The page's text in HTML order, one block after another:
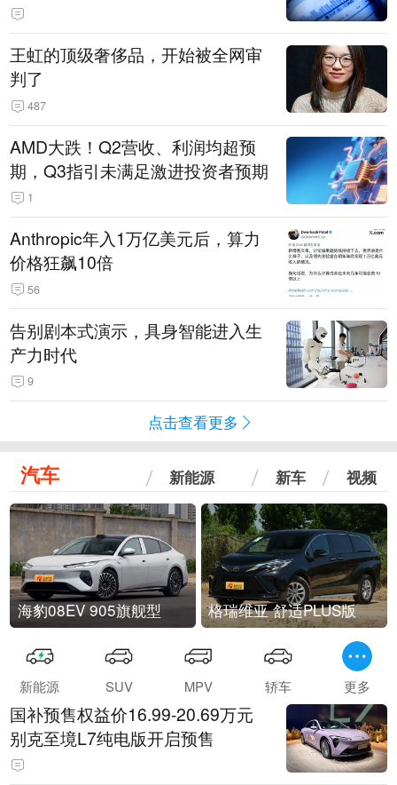
王虹的顶级奢侈品，开始被全网审
判了
487
AMD大跌！Q2营收、利润均超预
期，Q3指引未满足激进投资者预期
1
Anthropic年入1万亿美元后，算力
价格狂飙10倍
56
告别剧本式演示，具身智能进入生
产力时代
9
点击查看更多
汽车 新能源 新车 视频
海豹08EV 905旗舰型 格瑞维亚 舒适PLUS版
新能源 SUV MPV 轿车 更多
国补预售权益价16.99-20.69万元
别克至境L7纯电版开启预售